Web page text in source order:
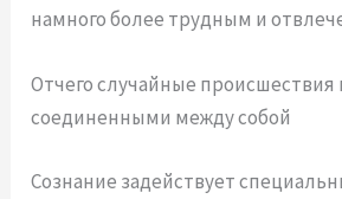
намного более трудным и
Отчего случайные
соединенными между собой
Сознание задействует